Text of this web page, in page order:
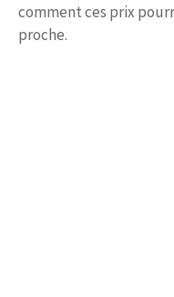
comment ces prix
proche.